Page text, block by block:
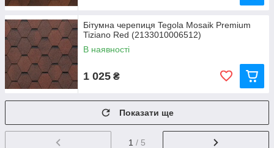
Бітумна черепиця Tegola Mosaik Premium
Tiziano Red (2133010006512)
В наявності
1 025 ₴
Показати ще
1 / 5